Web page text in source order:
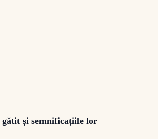
și semnificațiile lor